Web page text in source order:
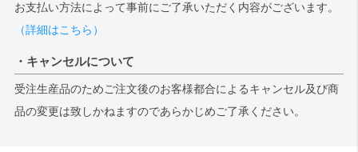
お支払い方法によって事前にご了承いただく内容がございます。
（詳細はこちら）
・キャンセルについて
受注生産品のためご注文後のお客様都合によるキャンセル及び商
品の変更は致しかねますのであらかじめご了承ください。